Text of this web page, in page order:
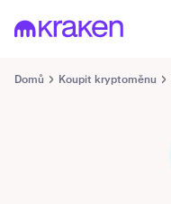
Domů Koupit kryptoměnu